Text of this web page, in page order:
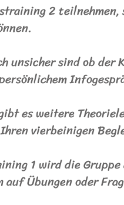
2
unsicher sind ob
es weitere
vierbeinigen
1 wird die
Übungen oder